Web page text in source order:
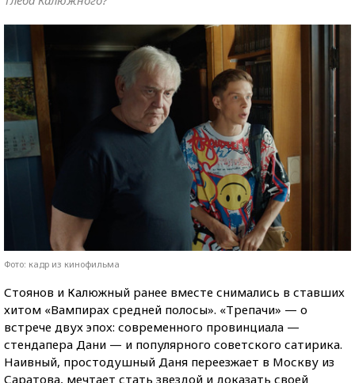
Фото: кадр из кинофильма
Стоянов и Калюжный ранее вместе снимались в ставших
хитом «Вампирах средней полосы». «Трепачи» — о
встрече двух эпох: современного провинциала —
стендапера Дани — и популярного советского сатирика.
Наивный, простодушный Даня переезжает в Москву из
Саратова, мечтает стать звездой и доказать своей